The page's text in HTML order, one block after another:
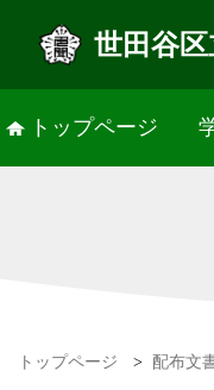
世田谷
トップページ
トップページ > 配布文